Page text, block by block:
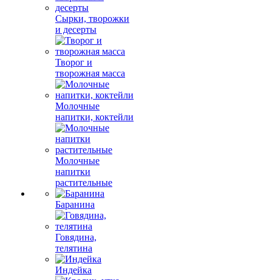
Сырки, творожки
и десерты
Творог и
творожная масса
Молочные
напитки, коктейли
Молочные
напитки
растительные
Баранина
Говядина,
телятина
Индейка